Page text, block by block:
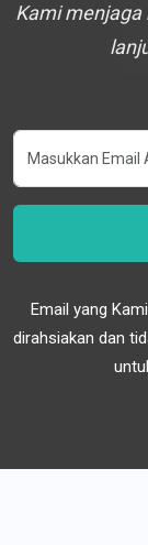
Kami menjaga
Email yang
dirahsiakan dan